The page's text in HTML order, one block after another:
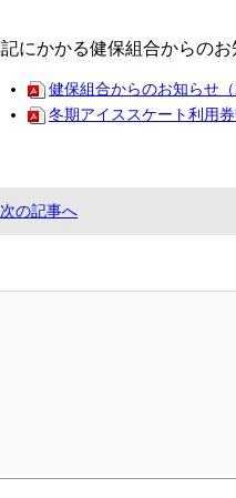
にかかる健保組合からの
健保組合からのお知らせ（
冬期アイススケート利用
次の記事へ